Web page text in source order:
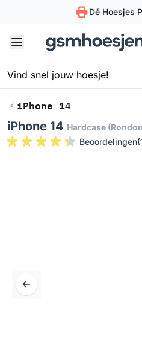
Dé Hoesjes
iPhone 14
iPhone 14 Hardcase
Beoordelingen(